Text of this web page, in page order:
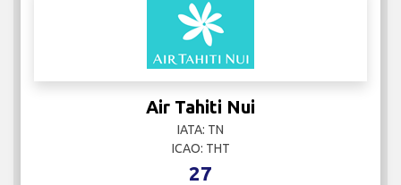
Air Tahiti Nui
IATA: TN
ICAO: THT
27